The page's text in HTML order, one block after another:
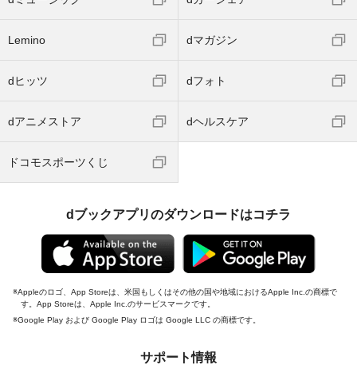
Lemino dマガジン
dヒッツ dフォト
dアニメストア dヘルスケア
ドコモスポーツくじ
dブックアプリのダウンロードはコチラ
Appleのロゴ、App Storeは、米国もしくはその他の国や地域におけるApple Inc.の商標で
す。App Storeは、Apple Inc.のサービスマークです。
Google Play および Google Play ロゴは Google LLC の商標です。
サポート情報